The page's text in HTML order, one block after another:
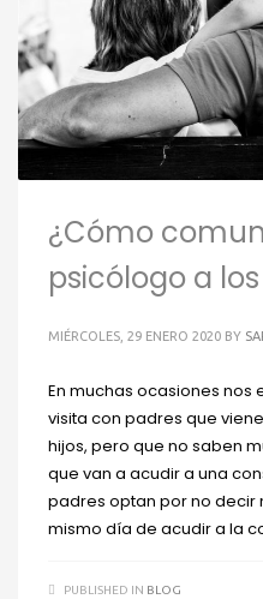
¿Cómo
psicólogo a
MIÉRCOLES, 29 ENERO 2020 BY
En muchas ocasiones
visita con padres que
hijos, pero que no saben
que van a acudir a una
padres optan por no decir
mismo día de acudir a la
PUBLISHED IN BLOG